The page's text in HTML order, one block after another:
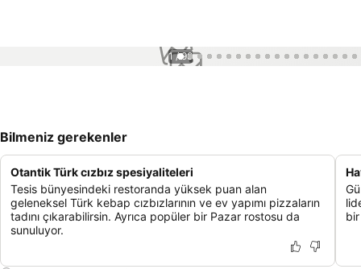
1 / 98
Bilmeniz gerekenler
Otantik Türk cızbız spesiyaliteleri
Tesis bünyesindeki restoranda yüksek puan alan
geleneksel Türk kebap cızbızlarının ve ev yapımı pizzaların
tadını çıkarabilirsin. Ayrıca popüler bir Pazar rostosu da
sunuluyor.